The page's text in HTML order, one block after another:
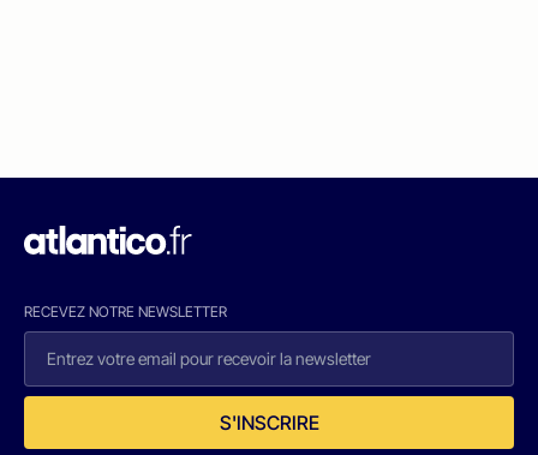
RECEVEZ NOTRE NEWSLETTER
S'INSCRIRE